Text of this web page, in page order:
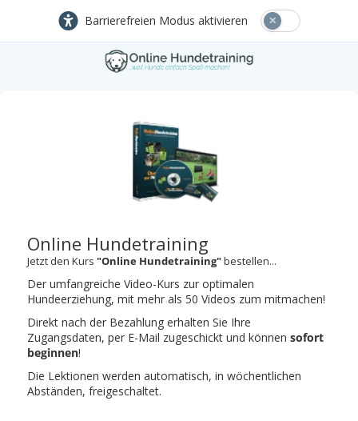
Barrierefreien Modus aktivieren
Online Hundetraining
Jetzt den Kurs "Online Hundetraining"bestellen...
Der umfangreiche Video-Kurs zur optimalen
Hundeerziehung, mit mehr als 50 Videos zum mitmachen!
Direkt nach der Bezahlung erhalten Sie Ihre
Zugangsdaten, per E-Mail zugeschickt und können sofort
beginnen!
Die Lektionen werden automatisch, in wöchentlichen
Abständen, freigeschaltet.